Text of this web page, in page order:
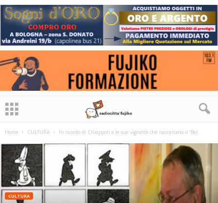
Home CULTURA In ricordo di Chiappori e le sue vignette che raccontano il “Bel...
CULTURA